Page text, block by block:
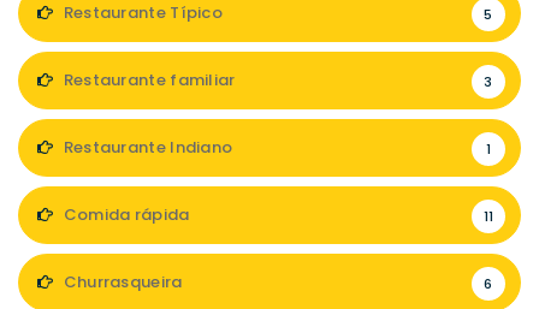
Restaurante Típico 5
Restaurante familiar 3
Restaurante Indiano 1
Comida rápida 11
Churrasqueira 6